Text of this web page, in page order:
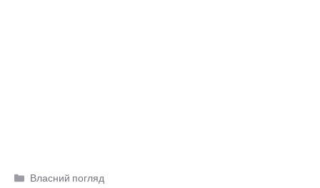
Категорії
Власний погляд